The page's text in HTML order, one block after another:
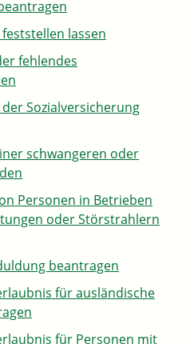
lassen
fehlendes
Sozialversicherung
schwangeren oder
Personen in Betrieben
oder Störstrahlern
beantragen
für ausländische
für Personen mit